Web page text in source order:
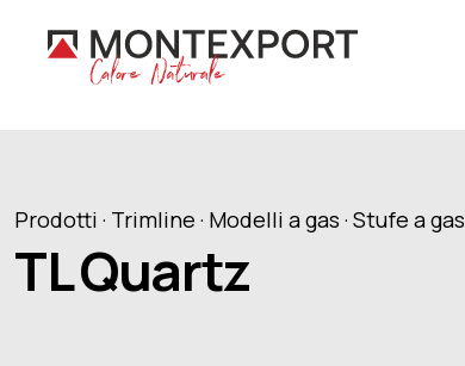
Prodotti · Trimline · Modelli a gas · Stufe a gas
TL Quartz